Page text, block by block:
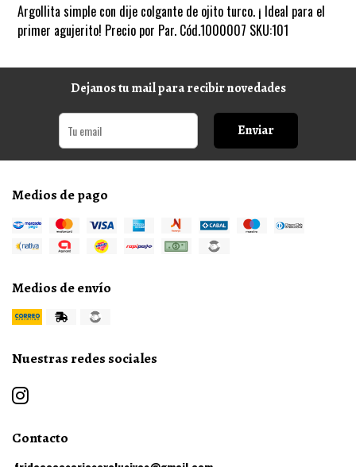
Argollita simple con dije colgante de ojito turco. ¡ Ideal para el
primer agujerito! Precio por Par. Cód.1000007 SKU:101
Dejanos tu mail para recibir novedades
Enviar
Medios de pago
Medios de envío
Nuestras redes sociales
Contacto